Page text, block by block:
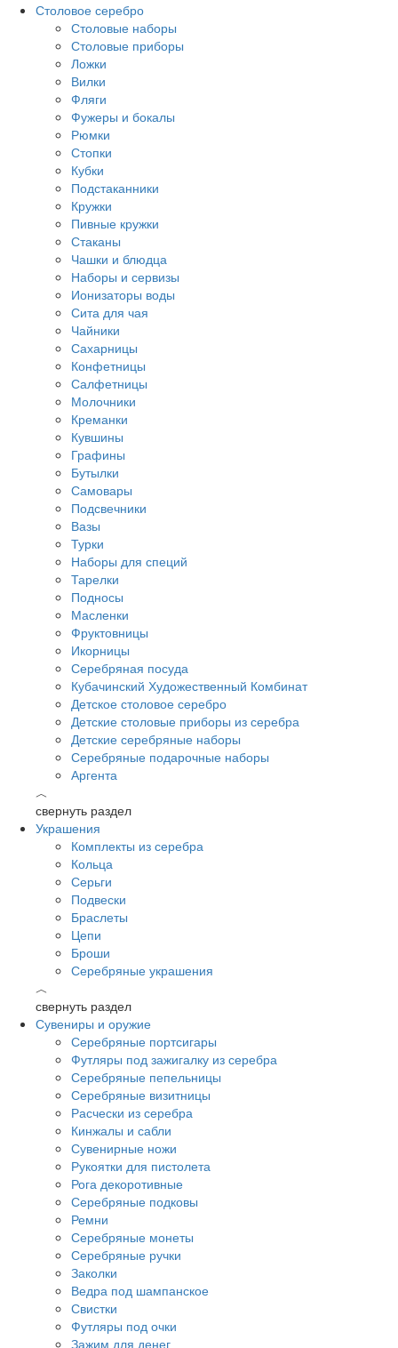
Столовое серебро
Столовые наборы
Столовые приборы
Ложки
Вилки
Фляги
Фужеры и бокалы
Рюмки
Стопки
Кубки
Подстаканники
Кружки
Пивные кружки
Стаканы
Чашки и блюдца
Наборы и сервизы
Ионизаторы воды
Сита для чая
Чайники
Сахарницы
Конфетницы
Салфетницы
Молочники
Креманки
Кувшины
Графины
Бутылки
Самовары
Подсвечники
Вазы
Турки
Наборы для специй
Тарелки
Подносы
Масленки
Фруктовницы
Икорницы
Серебряная посуда
Кубачинский Художественный Комбинат
Детское столовое серебро
Детские столовые приборы из серебра
Детские серебряные наборы
Серебряные подарочные наборы
Аргента
︿
свернуть раздел
Украшения
Комплекты из серебра
Кольца
Серьги
Подвески
Браслеты
Цепи
Броши
Серебряные украшения
︿
свернуть раздел
Сувениры и оружие
Серебряные портсигары
Футляры под зажигалку из серебра
Серебряные пепельницы
Серебряные визитницы
Расчески из серебра
Кинжалы и сабли
Сувенирные ножи
Рукоятки для пистолета
Рога декоротивные
Серебряные подковы
Ремни
Серебряные монеты
Серебряные ручки
Заколки
Ведра под шампанское
Свистки
Футляры под очки
Зажим для денег